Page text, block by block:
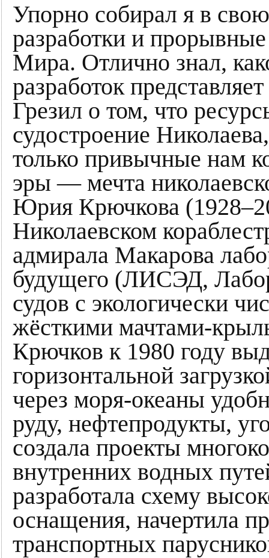
Упорно собирал я в
разработки и прорывные
Мира. Отлично знал,
разработок
Грезил о том, что
судостроение
только привычные нам
эры — мечта
Юрия Крючкова
Николаевском
адмирала Макарова
будущего (ЛИСЭД,
судов с экологически
жёсткими мачтами-
Крючков к 1980 году
горизонтальной
через моря-океаны
руду, нефтепродукты,
создала проекты
внутренних водных
разработала схему
оснащения, начертила
транспортных